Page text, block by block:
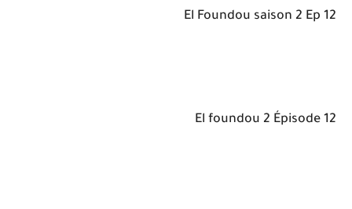
El Foundou saison 2 Ep 12
El foundou 2 Épisode 12